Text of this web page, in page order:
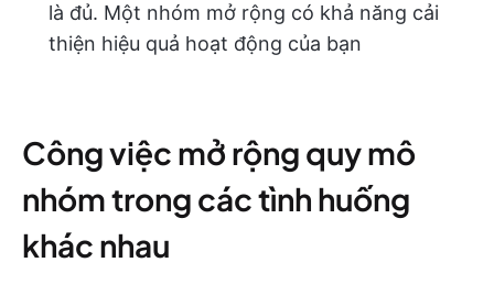
là đủ. Một nhóm mở rộng có khả năng cải
thiện hiệu quả hoạt động của bạn
Công việc mở rộng quy mô
nhóm trong các tình huống
khác nhau